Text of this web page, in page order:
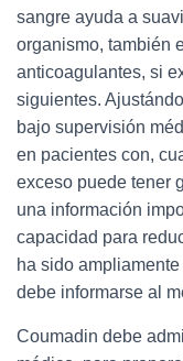
sangre ayuda a
organismo, también
anticoagulantes, si
siguientes.
bajo supervisión
en pacientes con,
exceso puede tener
una información
capacidad para
ha sido
debe informarse al
Coumadin debe